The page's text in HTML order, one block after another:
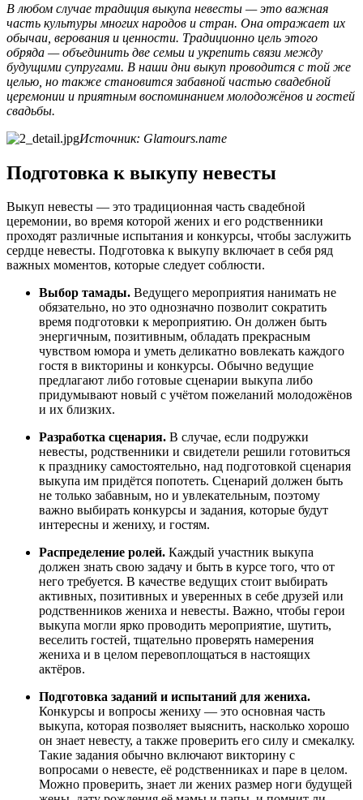
В любом случае традиция выкупа невесты — это важная
часть культуры многих народов и стран. Она отражает их
обычаи, верования и ценности. Традиционно цель этого
обряда — объединить две семьи и укрепить связи между
будущими супругами. В наши дни выкуп проводится с той же
целью, но также становится забавной частью свадебной
церемонии и приятным воспоминанием молодожёнов и гостей
свадьбы.
Источник: Glamours.name
Подготовка к выкупу невесты
Выкуп невесты — это традиционная часть свадебной
церемонии, во время которой жених и его родственники
проходят различные испытания и конкурсы, чтобы заслужить
сердце невесты. Подготовка к выкупу включает в себя ряд
важных моментов, которые следует соблюсти.
Выбор тамады. Ведущего мероприятия нанимать не
обязательно, но это однозначно позволит сократить
время подготовки к мероприятию. Он должен быть
энергичным, позитивным, обладать прекрасным
чувством юмора и уметь деликатно вовлекать каждого
гостя в викторины и конкурсы. Обычно ведущие
предлагают либо готовые сценарии выкупа либо
придумывают новый с учётом пожеланий молодожёнов
и их близких.
Разработка сценария. В случае, если подружки
невесты, родственники и свидетели решили готовиться
к празднику самостоятельно, над подготовкой сценария
выкупа им придётся попотеть. Сценарий должен быть
не только забавным, но и увлекательным, поэтому
важно выбирать конкурсы и задания, которые будут
интересны и жениху, и гостям.
Распределение ролей. Каждый участник выкупа
должен знать свою задачу и быть в курсе того, что от
него требуется. В качестве ведущих стоит выбирать
активных, позитивных и уверенных в себе друзей или
родственников жениха и невесты. Важно, чтобы герои
выкупа могли ярко проводить мероприятие, шутить,
веселить гостей, тщательно проверять намерения
жениха и в целом перевоплощаться в настоящих
актёров.
Подготовка заданий и испытаний для жениха.
Конкурсы и вопросы жениху — это основная часть
выкупа, которая позволяет выяснить, насколько хорошо
он знает невесту, а также проверить его силу и смекалку.
Такие задания обычно включают викторину с
вопросами о невесте, её родственниках и паре в целом.
Можно проверить, знает ли жених размер ноги будущей